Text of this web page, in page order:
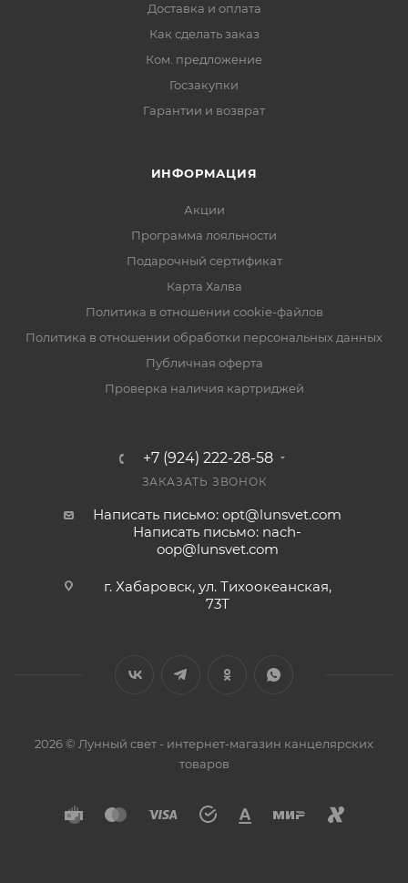
Доставка и оплата
Как сделать заказ
Ком. предложение
Госзакупки
Гарантии и возврат
ИНФОРМАЦИЯ
Акции
Программа лояльности
Подарочный сертификат
Карта Халва
Политика в отношении cookie-файлов
Политика в отношении обработки персональных данных
Публичная оферта
Проверка наличия картриджей
+7 (924) 222-28-58
ЗАКАЗАТЬ ЗВОНОК
Написать письмо: opt@lunsvet.com
Написать письмо: nach-
oop@lunsvet.com
г. Хабаровск, ул. Тихоокеанская,
73Т
2026 © Лунный свет - интернет-магазин канцелярских
товаров